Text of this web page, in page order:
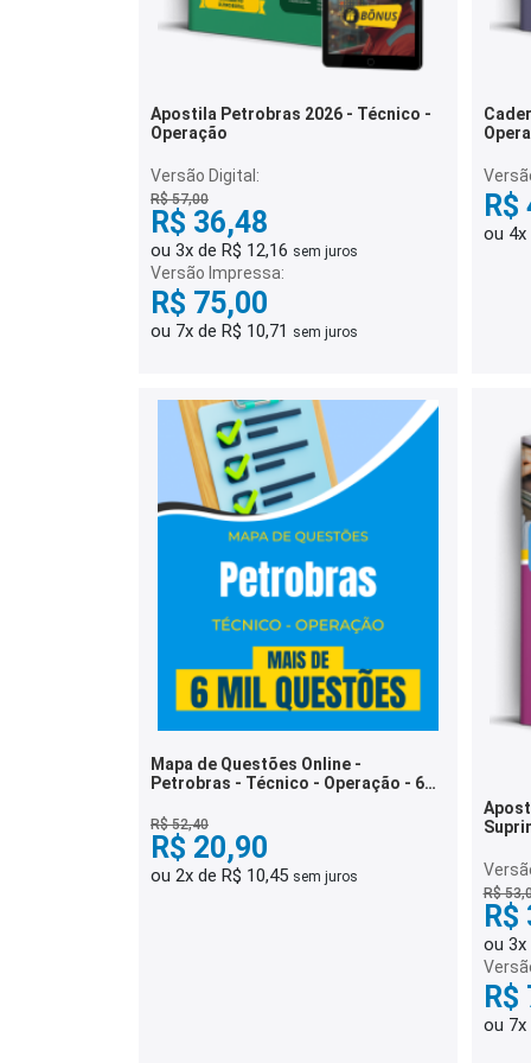
Apostila Petrobras 2026 - Técnico -
Operação
Versão Digital:
R$ 57,00
R$ 36,48
ou 3x de R$ 12,16 sem juros
Versão Impressa:
R$ 75,00
ou 7x de R$ 10,71 sem juros
R$
ou 4x
Mapa de Questões Online -
Petrobras - Técnico - Operação - 6
R$ 52,40
R$ 20,90
ou 2x de R$ 10,45 sem juros
R$
R$
ou 3x
R$
ou 7x